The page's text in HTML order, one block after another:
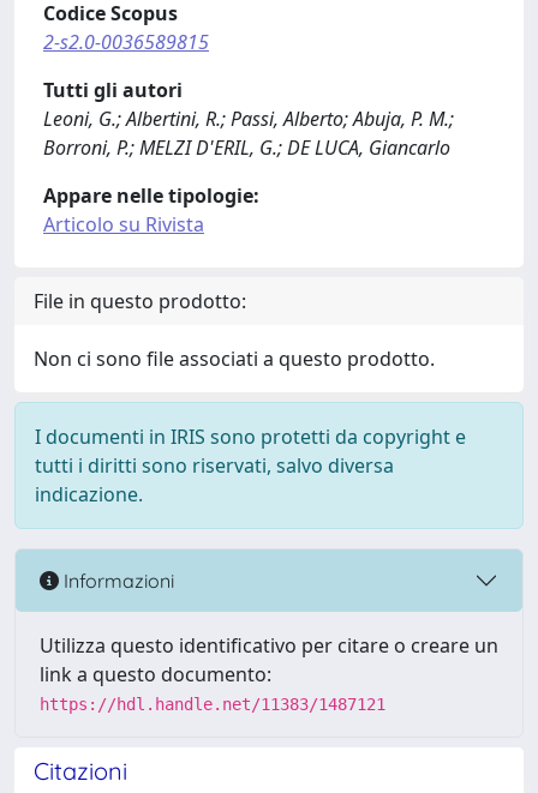
Codice Scopus
2-s2.0-0036589815
Tutti gli autori
Leoni, G.; Albertini, R.; Passi, Alberto; Abuja, P. M.;
Borroni, P.; MELZI D'ERIL, G.; DE LUCA, Giancarlo
Appare nelle tipologie:
Articolo su Rivista
File in questo prodotto:
Non ci sono file associati a questo prodotto.
I documenti in IRIS sono protetti da copyright e
tutti i diritti sono riservati, salvo diversa
indicazione.
Informazioni
Utilizza questo identificativo per citare o creare un
link a questo documento:
https://hdl.handle.net/11383/1487121
Citazioni